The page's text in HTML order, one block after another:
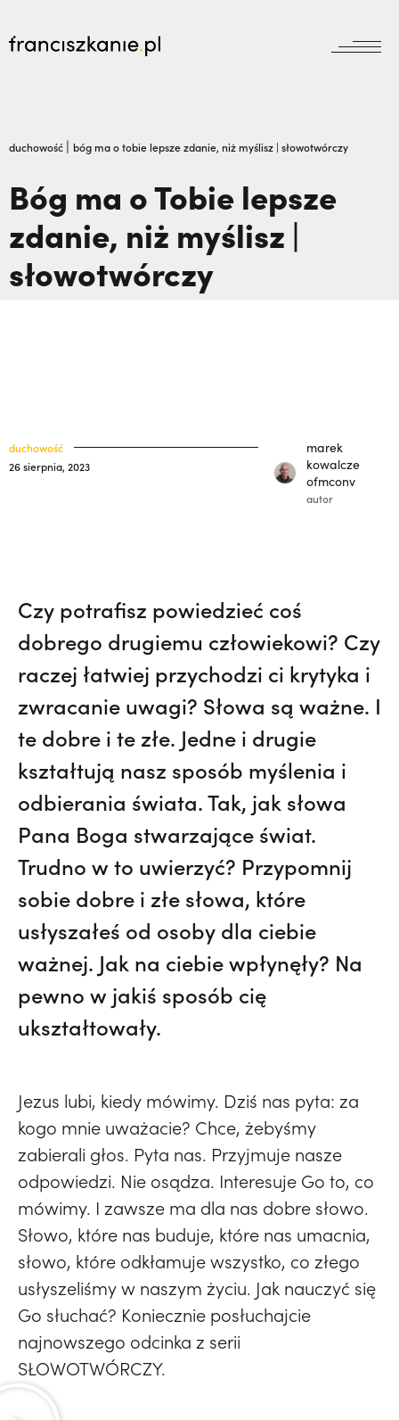
jubileusz
odpust
wydarzenia
dokumenty
wydarzenia
prowincja
powołanie
kuria prowincjalna
zakon
bracia mniejsi
księgarnia
Wyszukiwarka
żyje!” | JESTEM
duchowość | bóg ma o tobie lepsze zdanie, niż myślisz | słowotwórczy
Bóg ma o Tobie lepsze
zdanie, niż myślisz |
słowotwórczy
duchowość
26 sierpnia, 2023
marek
kowalcze
ofmconv
autor
Czy potrafisz powiedzieć coś
dobrego drugiemu człowiekowi? Czy
raczej łatwiej przychodzi ci krytyka i
zwracanie uwagi? Słowa są ważne. I
te dobre i te złe. Jedne i drugie
kształtują nasz sposób myślenia i
odbierania świata. Tak, jak słowa
Pana Boga stwarzające świat.
Trudno w to uwierzyć? Przypomnij
sobie dobre i złe słowa, które
usłyszałeś od osoby dla ciebie
ważnej. Jak na ciebie wpłynęły? Na
pewno w jakiś sposób cię
ukształtowały.
Jezus lubi, kiedy mówimy. Dziś nas pyta: za
kogo mnie uważacie? Chce, żebyśmy
zabierali głos. Pyta nas. Przyjmuje nasze
odpowiedzi. Nie osądza. Interesuje Go to, co
mówimy. I zawsze ma dla nas dobre słowo.
Słowo, które nas buduje, które nas umacnia,
słowo, które odkłamuje wszystko, co złego
usłyszeliśmy w naszym życiu. Jak nauczyć się
Go słuchać? Koniecznie posłuchajcie
najnowszego odcinka z serii
SŁOWOTWÓRCZY.